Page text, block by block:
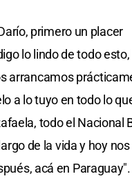
primero un placer
lo lindo de todo esto,
arrancamos
a lo tuyo en todo lo
todo el Nacional
de la vida y hoy nos
acá en Paraguay".